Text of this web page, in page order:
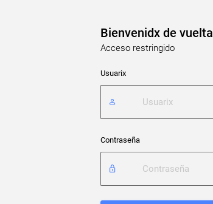
Bienvenidx de vuelta
Acceso restringido
Usuarix
Contraseña